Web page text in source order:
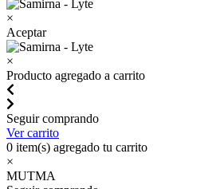
×
Aceptar
×
Producto agregado a carrito
Seguir comprando
Ver carrito
0 item(s) agregado tu carrito
×
MUTMA